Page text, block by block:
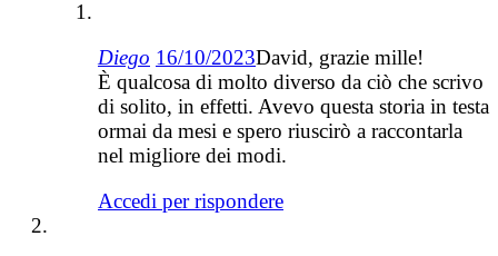
Diego 16/10/2023David, grazie mille!
È qualcosa di molto diverso da ciò che scrivo
di solito, in effetti. Avevo questa storia in testa
ormai da mesi e spero riuscirò a raccontarla
nel migliore dei modi.
Accedi per rispondere